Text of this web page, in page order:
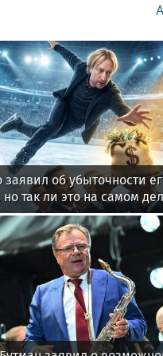
об убыточности
так ли это на самом